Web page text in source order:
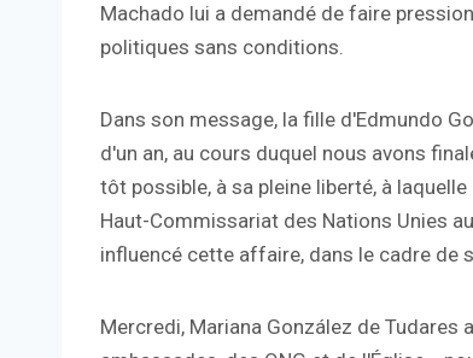
Machado lui a demandé de faire
politiques sans conditions.
Dans son message, la fille d'Edmundo
d'un an, au cours duquel nous avons
tôt possible, à sa pleine liberté, à
Haut-Commissariat des Nations Unies
influencé cette affaire, dans le cadre de
Mercredi, Mariana González de